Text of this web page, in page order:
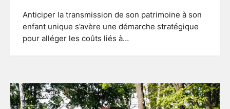
Anticiper la transmission de son patrimoine à son
enfant unique s’avère une démarche stratégique
pour alléger les coûts liés à…